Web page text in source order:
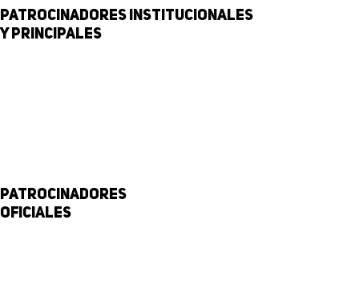
Patrocinadores institucionales
y principales
Patrocinadores
Oficiales